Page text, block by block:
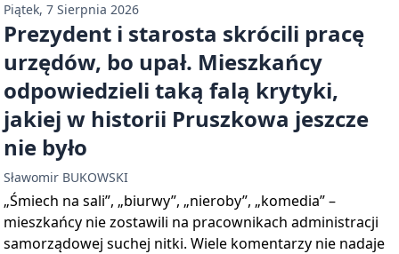
Piątek, 7 Sierpnia 2026
Prezydent i starosta skrócili pracę
urzędów, bo upał. Mieszkańcy
odpowiedzieli taką falą krytyki,
jakiej w historii Pruszkowa jeszcze
nie było
Sławomir BUKOWSKI
„Śmiech na sali”, „biurwy”, „nieroby”, „komedia” –
mieszkańcy nie zostawili na pracownikach administracji
samorządowej suchej nitki. Wiele komentarzy nie nadaje